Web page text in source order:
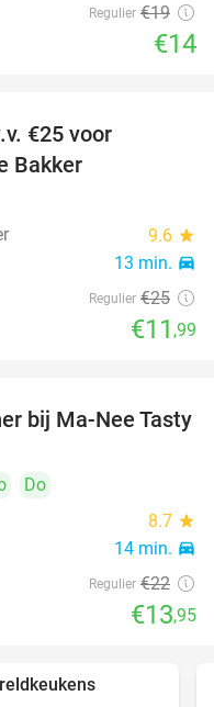
Regulier €19
€14
€25 voor
Bakker
9.6 star
13 min. directions_car
Regulier €25
€11 ,99
37%
bij Ma-Nee Tasty
Do
8.7 star
14 min. directions_car
Regulier €22
€13,95